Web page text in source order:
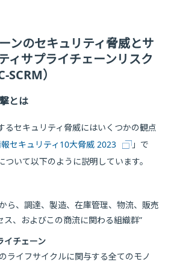
ンのセキュリティ脅威とサ
ィサプライチェーンリスク
）
とは
るセキュリティ脅威にはいくつかの観点
セキュリティ10大脅威 2023
」で
ついて以下のように説明しています。
ら、調達、製造、在庫管理、物流、販売
ス、およびこの商流に関わる組織群”
イチェーン
ライフサイクルに関与する全てのモノ